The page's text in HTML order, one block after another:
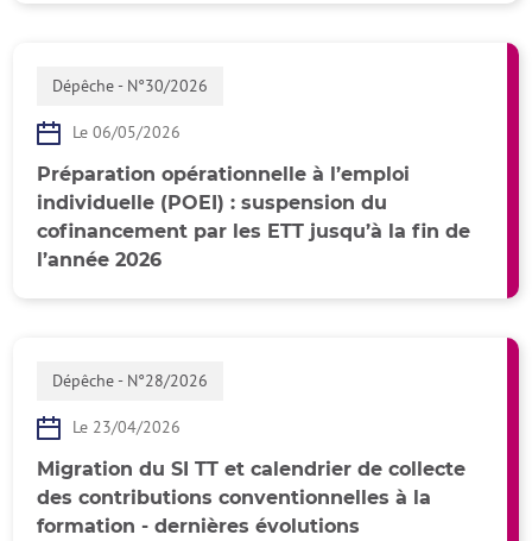
Dépêche - N°30/2026
Le 06/05/2026
Préparation opérationnelle à l’emploi
individuelle (POEI) : suspension du
cofinancement par les ETT jusqu’à la fin de
l’année 2026
Dépêche - N°28/2026
Le 23/04/2026
Migration du SI TT et calendrier de collecte
des contributions conventionnelles à la
formation - dernières évolutions